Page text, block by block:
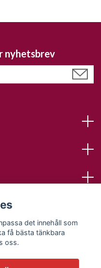
nyhetsbrev
det innehåll som
få bästa tänkbara
oss.